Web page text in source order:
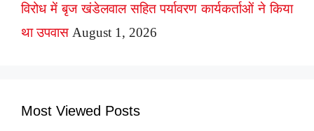
विरोध में बृज खंडेलवाल सहित पर्यावरण कार्यकर्ताओं ने किया
था उपवास August 1, 2026
Most Viewed Posts